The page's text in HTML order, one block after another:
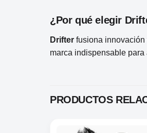
¿Por qué elegir
Drifter fusiona innovación
marca indispensable
PRODUCTOS